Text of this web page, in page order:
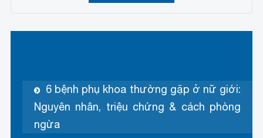
6 bệnh phụ khoa thường gặp ở nữ giới:
Nguyên nhân, triệu chứng & cách phòng
ngừa